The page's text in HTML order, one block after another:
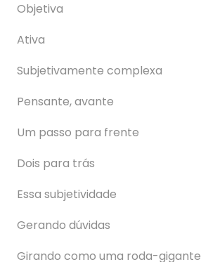
Objetiva
Ativa
Subjetivamente complexa
Pensante, avante
Um passo para frente
Dois para trás
Essa subjetividade
Gerando dúvidas
Girando como uma roda-gigante